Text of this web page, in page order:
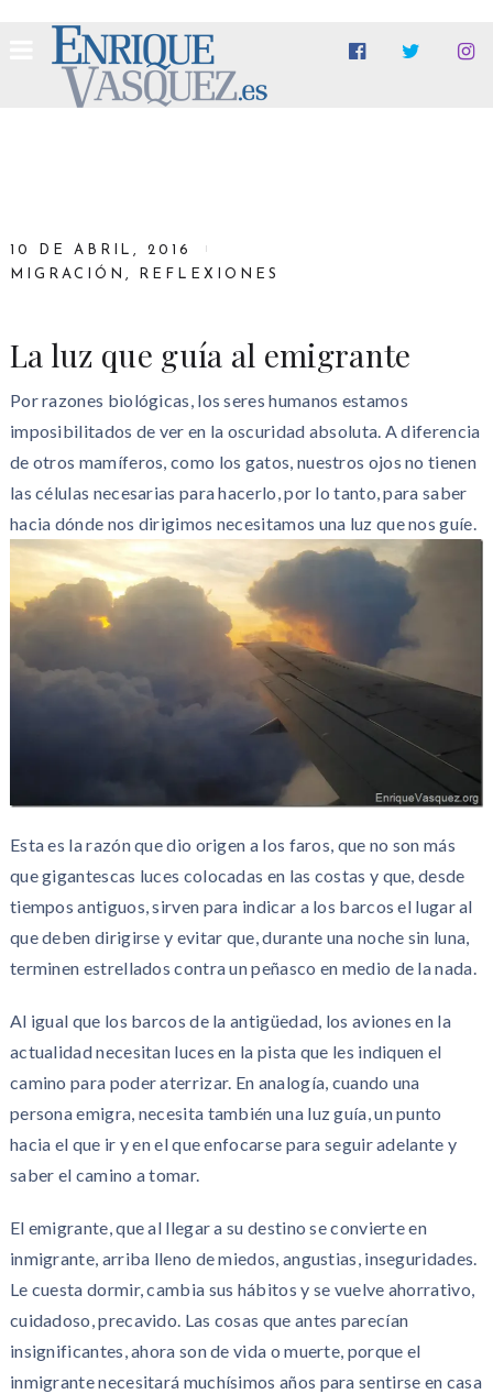
10 DE ABRIL, 2016
MIGRACIÓN , REFLEXIONES
La luz que guía al emigrante
Por razones biológicas, los seres humanos estamos
imposibilitados de ver en la oscuridad absoluta. A diferencia
de otros mamíferos, como los gatos, nuestros ojos no tienen
las células necesarias para hacerlo, por lo tanto, para saber
hacia dónde nos dirigimos necesitamos una luz que nos guíe.
Esta es la razón que dio origen a los faros, que no son más
que gigantescas luces colocadas en las costas y que, desde
tiempos antiguos, sirven para indicar a los barcos el lugar al
que deben dirigirse y evitar que, durante una noche sin luna,
terminen estrellados contra un peñasco en medio de la nada.
Al igual que los barcos de la antigüedad, los aviones en la
actualidad necesitan luces en la pista que les indiquen el
camino para poder aterrizar. En analogía, cuando una
persona emigra, necesita también una luz guía, un punto
hacia el que ir y en el que enfocarse para seguir adelante y
saber el camino a tomar.
El emigrante, que al llegar a su destino se convierte en
inmigrante, arriba lleno de miedos, angustias, inseguridades.
Le cuesta dormir, cambia sus hábitos y se vuelve ahorrativo,
cuidadoso, precavido. Las cosas que antes parecían
insignificantes, ahora son de vida o muerte, porque el
inmigrante necesitará muchísimos años para sentirse en casa